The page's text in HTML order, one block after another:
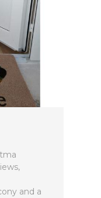
and a